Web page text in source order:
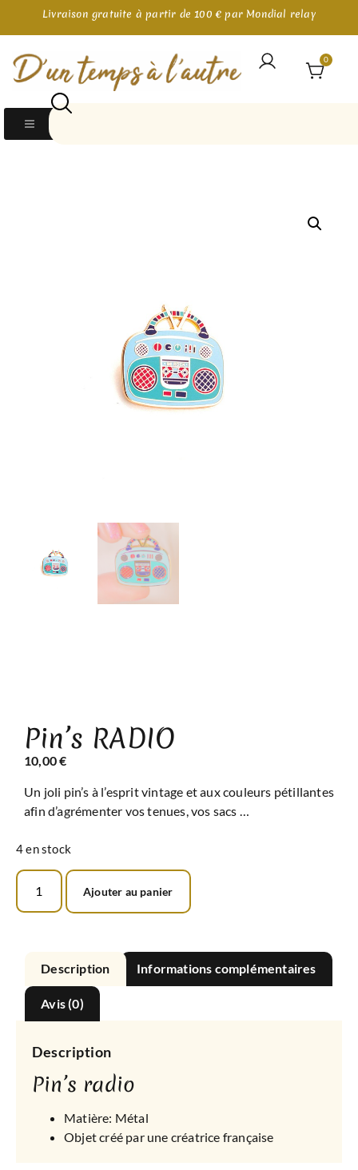
Livraison gratuite à partir de 100 € par Mondial relay
0
Pin’s RADIO
10,00€
Un joli pin’s à l’esprit vintage et aux couleurs pétillantes
afin d’agrémenter vos tenues, vos sacs …
4 en stock
Ajouter au panier
Description Informations complémentaires
Avis (0)
Description
Pin’s radio
Matière: Métal
Objet créé par une créatrice française